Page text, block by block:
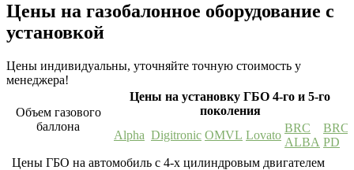
Цены на газобалонное оборудование с
установкой
Цены индивидуальны, уточняйте точную стоимость у
менеджера!
Объем газового
баллона
Цены на установку ГБО 4-го и 5-го
поколения
Alpha Digitronic OMVL Lovato
BRC
ALBA
BRC
PD
Цены ГБО на автомобиль с 4-х цилиндровым двигателем